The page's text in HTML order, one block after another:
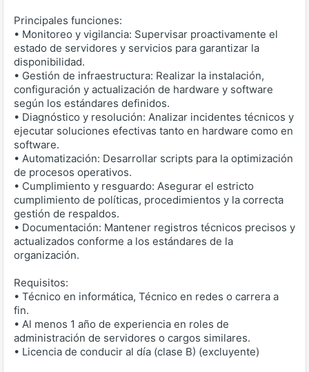
Principales funciones:
• Monitoreo y vigilancia: Supervisar proactivamente el
estado de servidores y servicios para garantizar la
disponibilidad.
• Gestión de infraestructura: Realizar la instalación,
configuración y actualización de hardware y software
según los estándares definidos.
• Diagnóstico y resolución: Analizar incidentes técnicos y
ejecutar soluciones efectivas tanto en hardware como en
software.
• Automatización: Desarrollar scripts para la optimización
de procesos operativos.
• Cumplimiento y resguardo: Asegurar el estricto
cumplimiento de políticas, procedimientos y la correcta
gestión de respaldos.
• Documentación: Mantener registros técnicos precisos y
actualizados conforme a los estándares de la
organización.
Requisitos:
• Técnico en informática, Técnico en redes o carrera a
fin.
• Al menos 1 año de experiencia en roles de
administración de servidores o cargos similares.
• Licencia de conducir al día (clase B) (excluyente)